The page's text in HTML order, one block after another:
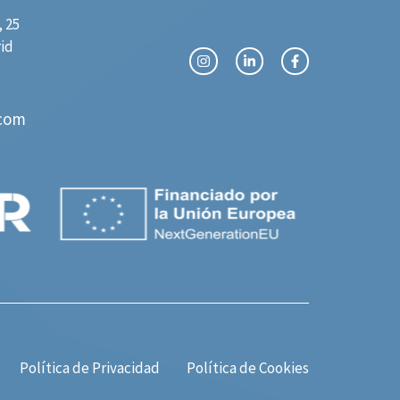
25
Política de Privacidad Política de Cookies